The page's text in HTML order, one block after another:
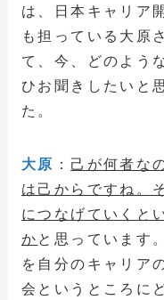
は、日本キャリア
も担っている大原
て、今、どのよう
ひお聞きしたいと
た。
大原 ： 己が何者な
は己からですね。
につなげていくと
かと思っています
を自分のキャリア
会というところに